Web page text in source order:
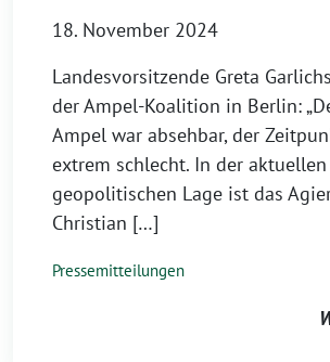
18. November 2024
Landesvorsitzende Greta
der Ampel-Koalition in Berlin:
Ampel war absehbar, der
extrem schlecht. In der aktuellen
geopolitischen Lage ist das
Christian […]
Pressemitteilungen